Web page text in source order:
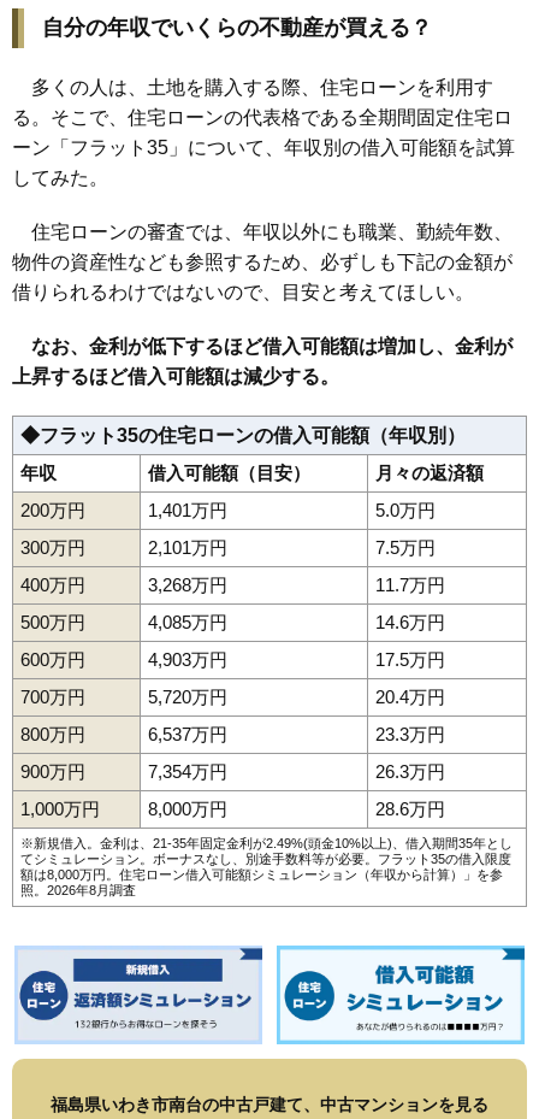
106 小名浜南富岡 8.3万円 479万円
108 内郷白水町 8.0万円 797万円
109 平上荒川 7.1万円 769万円 -8.3%
112 常磐上矢田町 7.0万円 1,463万円 -1.6%
113 中部工業団地 7.0万円 4,210万円 18.7%
114 内郷小島町 6.9万円 1,339万円
115 小浜町 6.9万円 515万円 -11.1%
116 鹿島町走熊 6.8万円
118 中之作 6.5万円 271万円
119 江名 6.1万円 418万円
120 折戸 754万円
121 岩間町 753万円
122 好間町北好間 861万円
123 山田町 507万円
124 泉町本谷 1,154万円
125 平豊間 521万円
126 四倉町細谷 725万円
127 平薄磯 5.3万円 601万円 -11.3%
128 平泉崎 5.1万円 809万円 -3.1%
129 平沼ノ内 5.1万円 532万円 -13.4%
130 小名浜上神白 5.0万円 710万円 -4.5%
131 好間工業団地
133 渡辺町洞 2,044万円
134 平神谷作 4.8万円 481万円 -11.7%
135 渡辺町泉田 4.7万円 275万円 -5.3%
137 常磐藤原町 4.7万円 337万円 -7.6%
自分の年収でいくらの不動産が買える？
多くの人は、土地を購入する際、住宅ローンを利用す
る。そこで、住宅ローンの代表格である全期間固定住宅ロ
ーン「フラット35」について、年収別の借入可能額を試算
してみた。
住宅ローンの審査では、年収以外にも職業、勤続年数、
物件の資産性なども参照するため、必ずしも下記の金額が
借りられるわけではないので、目安と考えてほしい。
なお、金利が低下するほど借入可能額は増加し、金利が
上昇するほど借入可能額は減少する。
◆フラット35の住宅ローンの借入可能額（年収別）
年収
借入可能額（目安）
月々の返済額
200万円
1,401万円
5.0万円
300万円
2,101万円
7.5万円
400万円
3,268万円
11.7万円
500万円
4,085万円
14.6万円
600万円
4,903万円
17.5万円
700万円
5,720万円
20.4万円
800万円
6,537万円
23.3万円
900万円
7,354万円
26.3万円
1,000万円
8,000万円 28.6万円
※新規借入。金利は、21-35年固定金利が2.49%(頭金10%以上)、借入期間35年とし
てシミュレーション。ボーナスなし、別途手数料等が必要。フラット35の借入限度
額は8,000万円。 住宅ローン借入可能額シミュレーション（年収から計算）
」を参
照。2026年8月調査
福島県いわき市南台の中古戸建て、中古マンションを見る